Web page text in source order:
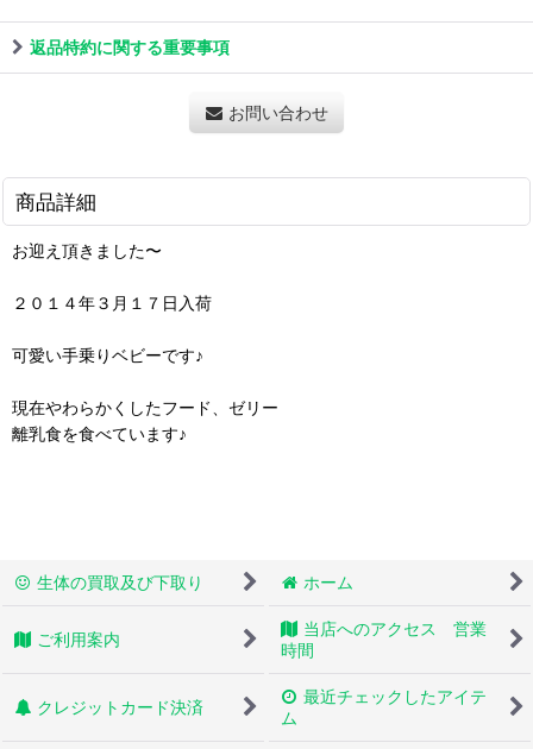
返品特約に関する重要事項
お問い合わせ
商品詳細
お迎え頂きました〜
２０１４年３月１７日入荷
可愛い手乗りベビーです♪
現在やわらかくしたフード、ゼリー
離乳食を食べています♪
生体の買取及び下取り ホーム
ご利用案内
当店へのアクセス 営業
時間
クレジットカード決済
最近チェックしたアイテ
ム